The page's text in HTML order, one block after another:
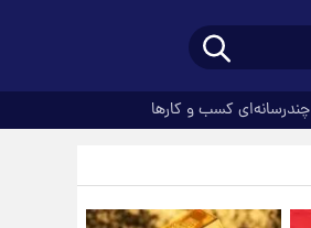
چندرسانه‌ای کسب و کارها